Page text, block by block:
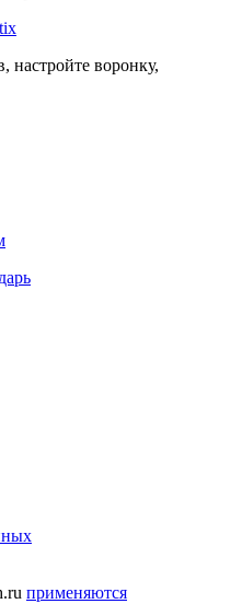
настройте воронку,
применяются